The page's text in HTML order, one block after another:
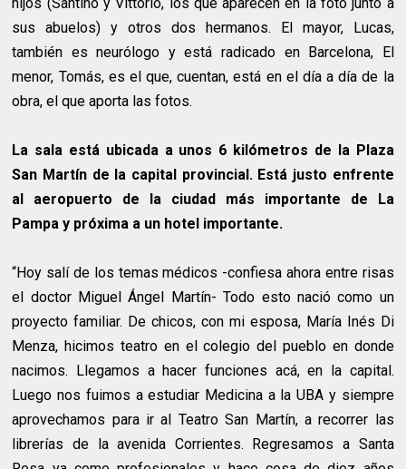
sus abuelos) y otros dos hermanos. El mayor, Lucas,
también es neurólogo y está radicado en Barcelona, El
menor, Tomás, es el que, cuentan, está en el día a día de la
obra, el que aporta las fotos.
La sala está ubicada a unos 6 kilómetros de la Plaza
San Martín de la capital provincial. Está justo enfrente
al aeropuerto de la ciudad más importante de La
Pampa y próxima a un hotel importante.
“Hoy salí de los temas médicos -confiesa ahora entre risas
el doctor Miguel Ángel Martín- Todo esto nació como un
proyecto familiar. De chicos, con mi esposa, María Inés Di
Menza, hicimos teatro en el colegio del pueblo en donde
nacimos. Llegamos a hacer funciones acá, en la capital.
Luego nos fuimos a estudiar Medicina a la UBA y siempre
aprovechamos para ir al Teatro San Martín, a recorrer las
librerías de la avenida Corrientes. Regresamos a Santa